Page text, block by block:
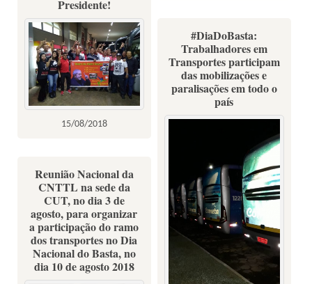
Presidente!
15/08/2018
#DiaDoBasta:
Trabalhadores em
Transportes participam
das mobilizações e
paralisações em todo o
país
Reunião Nacional da
CNTTL na sede da
CUT, no dia 3 de
agosto, para organizar
a participação do ramo
dos transportes no Dia
Nacional do Basta, no
dia 10 de agosto 2018